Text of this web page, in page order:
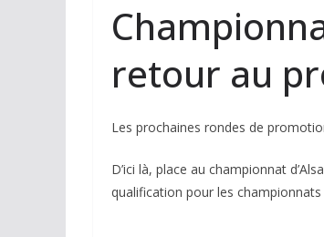
retour au
Les prochaines rondes de
D’ici là, place au championnat
qualification pour les